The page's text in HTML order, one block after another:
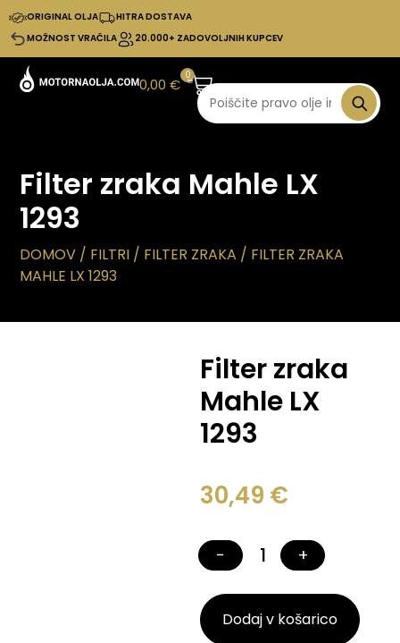
ORIGINAL OLJA
HITRA DOSTAVA
MOŽNOST VRAČILA
20.000+ ZADOVOLJNIH KUPCEV
0,00€
0
Filter zraka Mahle LX
1293
DOMOV / FILTRI / FILTER ZRAKA / FILTER ZRAKA
MAHLE LX 1293
Filter zraka
Mahle LX
1293
30,49 €
− +
Dodaj v košarico